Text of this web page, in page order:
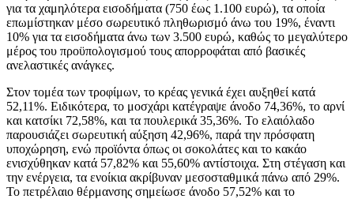
για τα χαμηλότερα εισοδήματα (750 έως 1.100 ευρώ), τα οποία
επωμίστηκαν μέσο σωρευτικό πληθωρισμό άνω του 19%, έναντι
10% για τα εισοδήματα άνω των 3.500 ευρώ, καθώς το μεγαλύτερο
μέρος του προϋπολογισμού τους απορροφάται από βασικές
ανελαστικές ανάγκες.
Στον τομέα των τροφίμων, το κρέας γενικά έχει αυξηθεί κατά
52,11%. Ειδικότερα, το μοσχάρι κατέγραψε άνοδο 74,36%, το αρνί
και κατσίκι 72,58%, και τα πουλερικά 35,36%. Το ελαιόλαδο
παρουσιάζει σωρευτική αύξηση 42,96%, παρά την πρόσφατη
υποχώρηση, ενώ προϊόντα όπως οι σοκολάτες και το κακάο
ενισχύθηκαν κατά 57,82% και 55,60% αντίστοιχα. Στη στέγαση και
την ενέργεια, τα ενοίκια ακρίβυναν μεσοσταθμικά πάνω από 29%.
Το πετρέλαιο θέρμανσης σημείωσε άνοδο 57,52% και το